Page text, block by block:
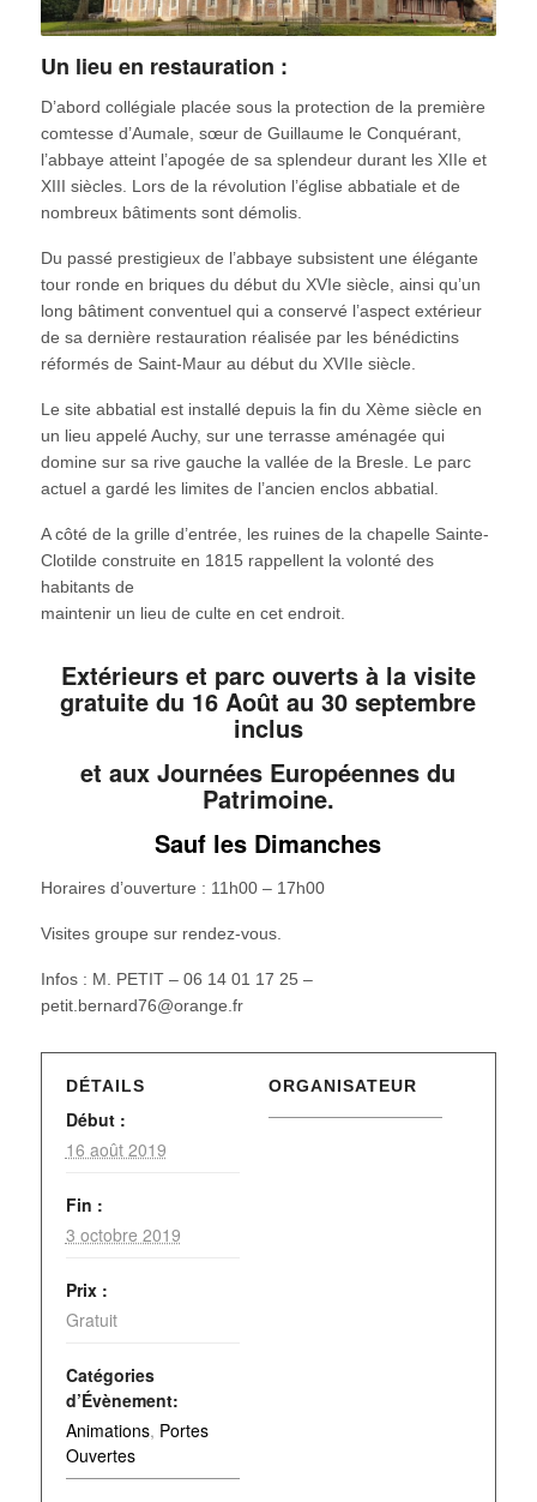
Un lieu en restauration :
D’abord collégiale placée sous la protection de la première
comtesse d’Aumale, sœur de Guillaume le Conquérant,
l’abbaye atteint l’apogée de sa splendeur durant les XIIe et
XIII siècles. Lors de la révolution l’église abbatiale et de
nombreux bâtiments sont démolis.
Du passé prestigieux de l’abbaye subsistent une élégante
tour ronde en briques du début du XVIe siècle, ainsi qu’un
long bâtiment conventuel qui a conservé l’aspect extérieur
de sa dernière restauration réalisée par les bénédictins
réformés de Saint-Maur au début du XVIIe siècle.
Le site abbatial est installé depuis la fin du Xème siècle en
un lieu appelé Auchy, sur une terrasse aménagée qui
domine sur sa rive gauche la vallée de la Bresle. Le parc
actuel a gardé les limites de l’ancien enclos abbatial.
A côté de la grille d’entrée, les ruines de la chapelle Sainte-
Clotilde construite en 1815 rappellent la volonté des
habitants de
maintenir un lieu de culte en cet endroit.
Extérieurs et parc ouverts à la visite
gratuite du 16 Août au 30 septembre
inclus
et aux Journées Européennes du
Patrimoine.
Sauf les Dimanches
Horaires d’ouverture : 11h00 – 17h00
Visites groupe sur rendez-vous.
Infos : M. PETIT – 06 14 01 17 25 –
petit.bernard76@orange.fr
DÉTAILS
Début :
16 août 2019
Fin :
3 octobre 2019
Prix :
Gratuit
Catégories
d’Évènement:
Animations, Portes
Ouvertes
ORGANISATEUR